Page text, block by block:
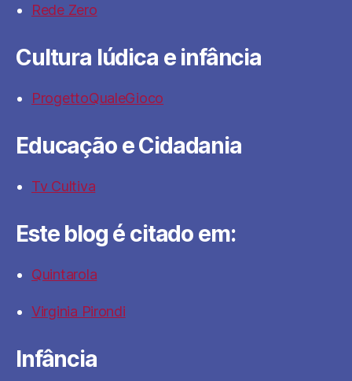
Rede Zero
Cultura lúdica e infância
ProgettoQualeGioco
Educação e Cidadania
Tv Cultiva
Este blog é citado em:
Quintarola
Virginia Pirondi
Infância